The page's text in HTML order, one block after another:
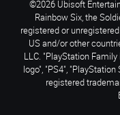
©2026 Ubisoft
Rainbow Six, the
registered or
US and/or other
LLC. "PlayStation Family
logo", "PS4",
registered